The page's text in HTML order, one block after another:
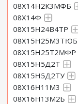
08Х14Н2К3МФБ
08Х14Ф
08Х15Н24В4ТР
08Х15Н25М3ТЮБ
08Х15Н25Т2МФР
08Х15Н5Д2Т
08Х15Н5Д2ТУ
08Х16Н11М3
08Х16Н13М2Б